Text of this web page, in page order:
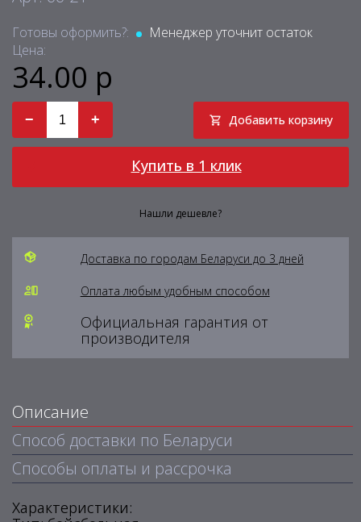
Готовы оформить?:
Менеджер уточнит остаток
Цена:
34.00 р
− + Добавить корзину
Купить в 1 клик
Нашли дешевле?
Доставка по городам Беларуси до 3 дней
Оплата любым удобным способом
Официальная гарантия от
производителя
Описание
Способ доставки по Беларуси
Способы оплаты и рассрочка
Характеристики: